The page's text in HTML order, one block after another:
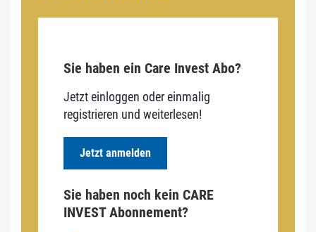
Sie haben ein Care Invest Abo?
Jetzt einloggen oder einmalig
registrieren und weiterlesen!
Jetzt anmelden
Sie haben noch kein CARE
INVEST Abonnement?